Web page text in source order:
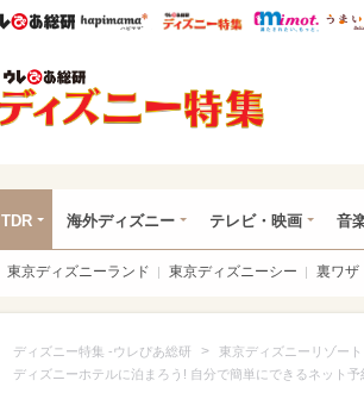
ウレぴあ総研ハピママ* ウレぴあ総研
TDR 海外ディズニー テレビ・映画 音
東京ディズニーランド 東京ディズニーシー 裏ワザ
ディズニー特集 -ウレぴあ総研 > 東京ディズニーリゾート
ディズニーホテルに泊まろう! 自分で簡単にできるネット